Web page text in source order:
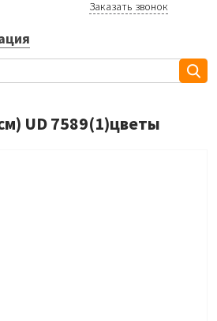
Заказать звонок
UD 7589(1)цветы